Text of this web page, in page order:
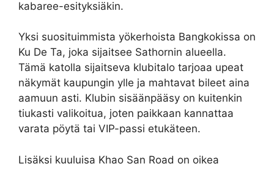
kabaree-esityksiäkin.
Yksi suosituimmista yökerhoista Bangkokissa on
Ku De Ta, joka sijaitsee Sathornin alueella.
Tämä katolla sijaitseva klubitalo tarjoaa upeat
näkymät kaupungin ylle ja mahtavat bileet aina
aamuun asti. Klubin sisäänpääsy on kuitenkin
tiukasti valikoitua, joten paikkaan kannattaa
varata pöytä tai VIP-passi etukäteen.
Lisäksi kuuluisa Khao San Road on oikea